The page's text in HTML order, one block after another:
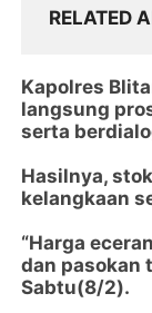
RELATED
Kapolres
langsung
serta
Hasilnya,
kelangkaan
“Harga
dan pasokan
Sabtu(8/2).